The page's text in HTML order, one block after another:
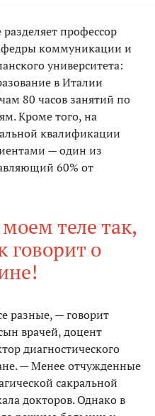
профессор
коммуникации и
университета:
в Италии
80 часов занятий по
Кроме того, на
квалификации
— один из
60% от
теле так,
говорит о
разные, — говорит
врачей, доцент
диагностического
— Менее отчужденные
сакральной
докторов. Однако в